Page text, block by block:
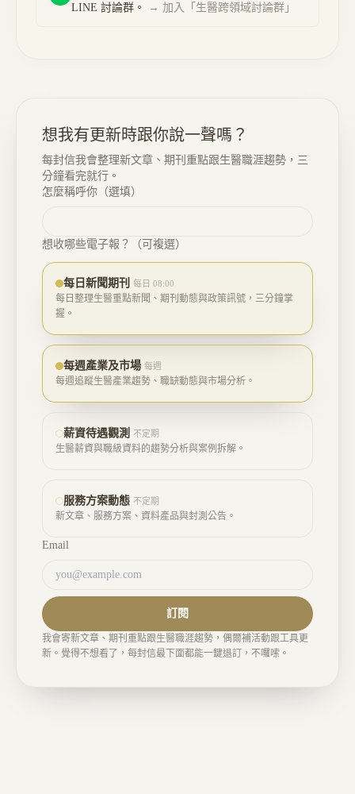
LINE 討論群。
→ 加入「 生醫跨領域討論群 」
想我有更新時跟你說一聲嗎？
每封信我會整理新文章、期刊重點跟生醫職涯趨勢，三
分鐘看完就行。
怎麼稱呼你（選填）
想收哪些電子報？（可複選）
每日新聞期刊 每日 08:00
每日整理生醫重點新聞、期刊動態與政策訊號，三分鐘掌
握。
每週產業及市場 每週
每週追蹤生醫產業趨勢、職缺動態與市場分析。
薪資待遇觀測 不定期
生醫薪資與職級資料的趨勢分析與案例拆解。
服務方案動態 不定期
新文章、服務方案、資料產品與封測公告。
Email
訂閱
我會寄新文章、期刊重點跟生醫職涯趨勢，偶爾補活動跟工具更
新。覺得不想看了，每封信最下面都能一鍵退訂，不囉嗦。